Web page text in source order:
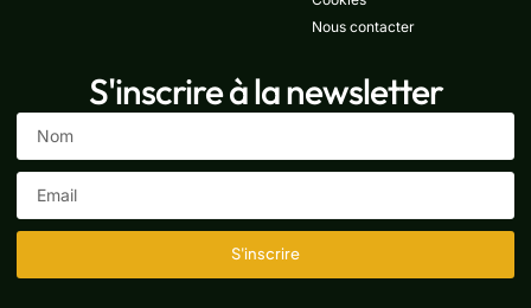
Nous contacter
S'inscrire à la newsletter
S'inscrire